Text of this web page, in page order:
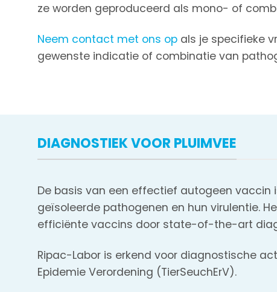
ze worden geproduceerd als mono- of
Neem contact met ons op als je specifieke
gewenste indicatie of combinatie van
DIAGNOSTIEK VOOR PLUIMVEE
De basis van een effectief autogeen
geïsoleerde pathogenen en hun virulentie.
efficiënte vaccins door state-of-the-art
Ripac-Labor is erkend voor diagnostische
Epidemie Verordening (TierSeuchErV).